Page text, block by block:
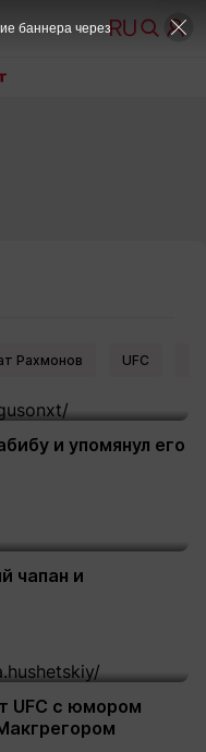
Рахмонов UFC
и упомянул его
чапан и
UFC с юмором
баннера через